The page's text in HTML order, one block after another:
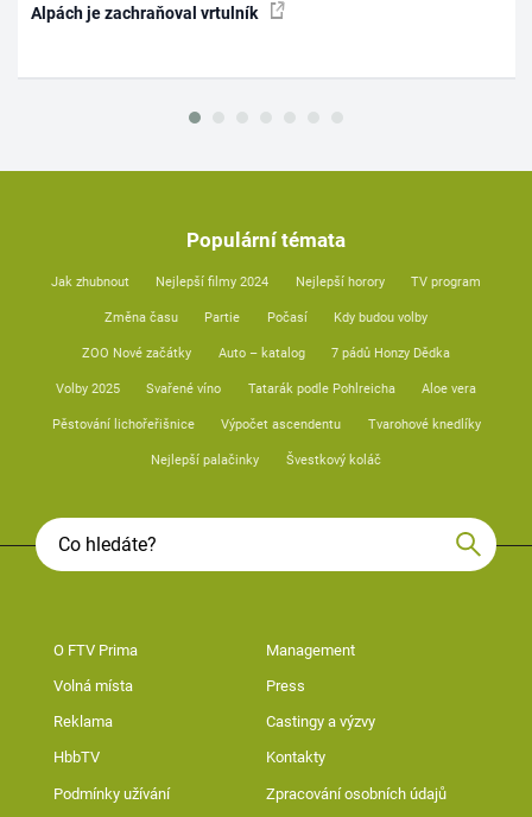
Alpách je zachraňoval vrtulník
Populární témata
Jak zhubnout Nejlepší filmy 2024 Nejlepší horory TV program
Změna času Partie Počasí Kdy budou volby
ZOO Nové začátky Auto – katalog 7 pádů Honzy Dědka
Volby 2025 Svařené víno Tatarák podle Pohlreicha Aloe vera
Pěstování lichořeřišnice Výpočet ascendentu Tvarohové knedlíky
Nejlepší palačinky Švestkový koláč
O FTV Prima Management
Volná místa Press
Reklama Castingy a výzvy
HbbTV Kontakty
Podmínky užívání Zpracování osobních údajů